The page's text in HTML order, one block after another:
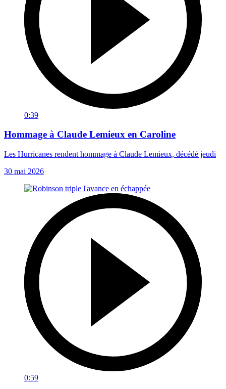
0:39
Hommage à Claude Lemieux en Caroline
Les Hurricanes rendent hommage à Claude Lemieux, décédé jeudi
30 mai 2026
0:59